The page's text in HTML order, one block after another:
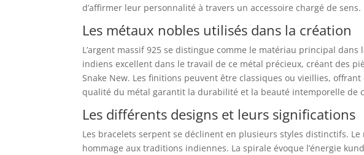
d’affirmer leur personnalité à travers un accessoire chargé de sens.
Les métaux nobles utilisés dans la création
L’argent massif 925 se distingue comme le matériau principal
indiens excellent dans le travail de ce métal précieux, créant des
Snake New. Les finitions peuvent être classiques ou vieillies,
qualité du métal garantit la durabilité et la beauté intemporelle de
Les différents designs et leurs significations
Les bracelets serpent se déclinent en plusieurs styles distinctifs.
hommage aux traditions indiennes. La spirale évoque l’énergie